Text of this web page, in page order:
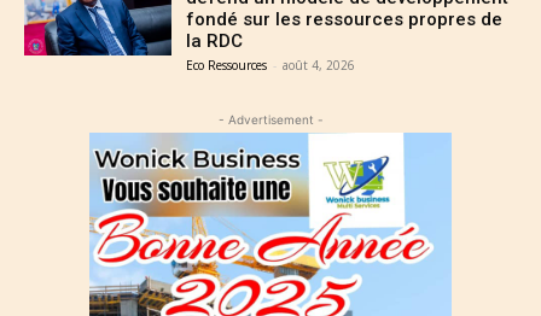
fondé sur les ressources propres de
la RDC
Eco Ressources - août 4, 2026
- Advertisement -